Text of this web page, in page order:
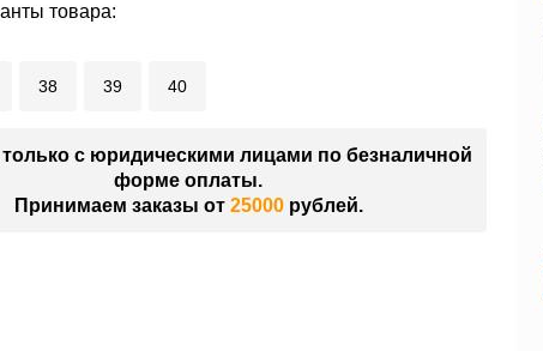
товара:
38 39 40
только с юридическими лицами по безналичной
форме оплаты.
Принимаем заказы от 25000рублей.